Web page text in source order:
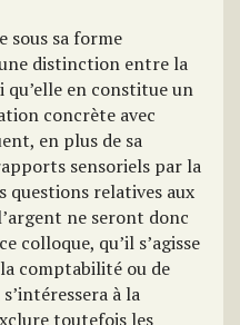
sous sa forme
distinction entre la
qu’elle en constitue un
concrète avec
en plus de sa
sensoriels par la
questions relatives aux
ne seront donc
colloque, qu’il s’agisse
comptabilité ou de
à la
toutefois les